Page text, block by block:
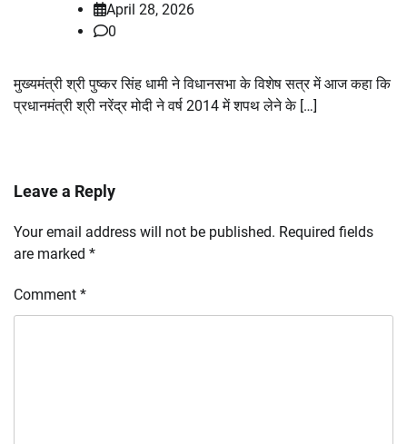
April 28, 2026
0
मुख्यमंत्री श्री पुष्कर सिंह धामी ने विधानसभा के विशेष सत्र में आज कहा कि
प्रधानमंत्री श्री नरेंद्र मोदी ने वर्ष 2014 में शपथ लेने के […]
Leave a Reply
Your email address will not be published. Required fields
are marked *
Comment *